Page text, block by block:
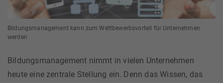
Bildungsmanagement kann zum Wettbewerbsvorteil für Unternehmen
werden
Bildungsmanagement nimmt in vielen Unternehmen
heute eine zentrale Stellung ein. Denn das Wissen, das